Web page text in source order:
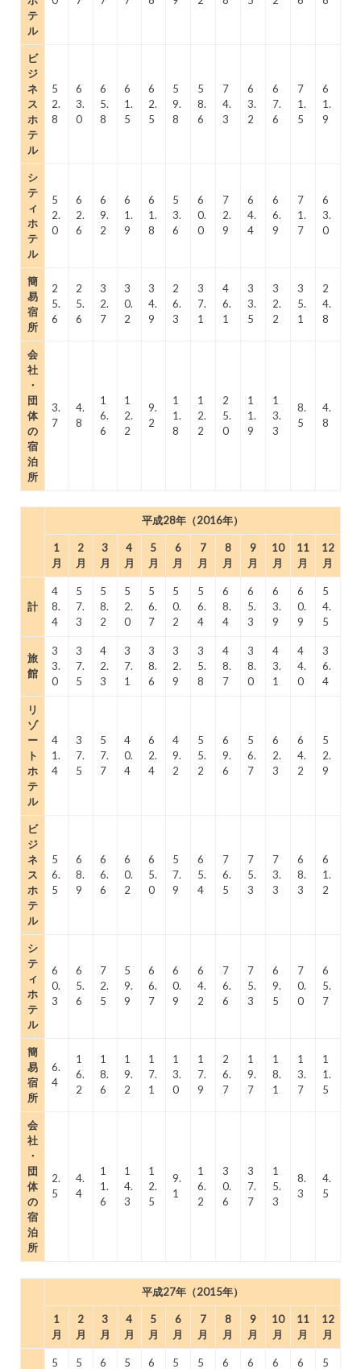
テ
ル
ビ
ジ
ネ
ス
ホ
テ
ル
5
2.
8
6
3.
0
6
5.
8
6
1.
5
6
2.
5
5
9.
8
5
8.
6
7
4.
3
6
3.
2
6
7.
6
7
1.
5
6
1.
9
シ
テ
ィ
ホ
テ
ル
5
2.
0
6
2.
6
6
9.
2
6
1.
9
6
1.
8
5
3.
6
6
0.
0
7
2.
9
6
4.
4
6
6.
9
7
1.
7
6
3.
0
簡
易
宿
所
2
5.
6
2
5.
6
3
2.
7
3
0.
2
3
4.
9
2
6.
3
3
7.
1
4
6.
1
3
3.
5
3
2.
2
3
5.
1
2
4.
8
会
社
・
団
体
の
宿
泊
所
3.
7
4.
8
1
6.
6
1
2.
2
9.
2
1
1.
8
1
2.
2
2
5.
0
1
1.
9
1
3.
3
8.
5
4.
8
平成28年（2016年）
1
月
2
月
3
月
4
月
5
月
6
月
7
月
8
月
9
月
10
月
11
月
12
月
計
4
8.
4
5
7.
3
5
8.
2
5
2.
0
5
6.
7
5
0.
2
5
6.
4
6
8.
4
6
5.
3
6
3.
9
6
0.
9
5
4.
5
旅
館
3
3.
0
3
7.
5
4
2.
3
3
7.
1
3
8.
6
3
2.
9
3
5.
8
4
8.
7
3
8.
0
4
3.
1
4
4.
0
3
6.
4
リ
ゾ
ー
ト
ホ
テ
ル
4
1.
4
3
7.
5
5
7.
7
4
0.
4
6
2.
4
4
9.
2
5
5.
2
6
9.
6
5
6.
7
6
2.
3
6
4.
2
5
2.
9
ビ
ジ
ネ
ス
ホ
テ
ル
5
6.
5
6
8.
9
6
6.
6
6
0.
2
6
5.
0
5
7.
9
6
5.
4
7
6.
5
7
5.
3
7
3.
3
6
8.
3
6
1.
2
シ
テ
ィ
ホ
テ
ル
6
0.
3
6
5.
6
7
2.
5
5
9.
9
6
6.
7
6
0.
9
6
4.
2
7
6.
6
7
5.
3
6
9.
5
7
0.
0
6
5.
7
簡
易
宿
所
6.
4
1
6.
2
1
8.
6
1
9.
2
1
7.
1
1
3.
0
1
7.
9
2
6.
7
1
9.
7
1
8.
1
1
3.
7
1
1.
5
会
社
・
団
体
の
宿
泊
所
2.
5
4.
4
1
1.
6
1
4.
3
1
2.
5
9.
1
1
6.
2
3
0.
6
3
7.
7
1
5.
3
8.
3
4.
5
平成27年（2015年）
1
月
2
月
3
月
4
月
5
月
6
月
7
月
8
月
9
月
10
月
11
月
12
月
5 5 6 5 6 5 5 6 6 6 6 5